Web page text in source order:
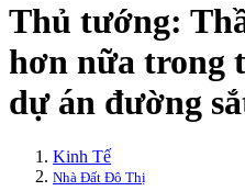
Thủ tướng:
hơn nữa trong
dự án đường
Kinh Tế
Nhà Đất Đô Thị